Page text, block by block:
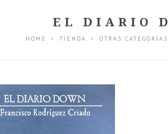
EL DIARIO
HOME TIENDA OTRAS CATEGORÍAS